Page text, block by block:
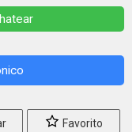
Favorito